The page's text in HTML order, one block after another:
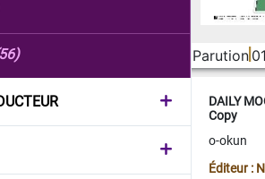
Parution
DAILY
Copy
o-okun
Éditeur :